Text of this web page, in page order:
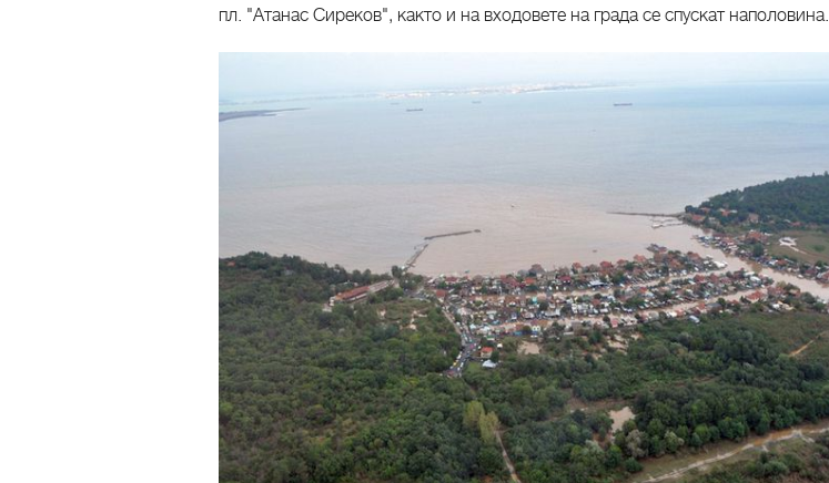
пл. "Атанас Сиреков", както и на входовете на града се спускат наполовина.